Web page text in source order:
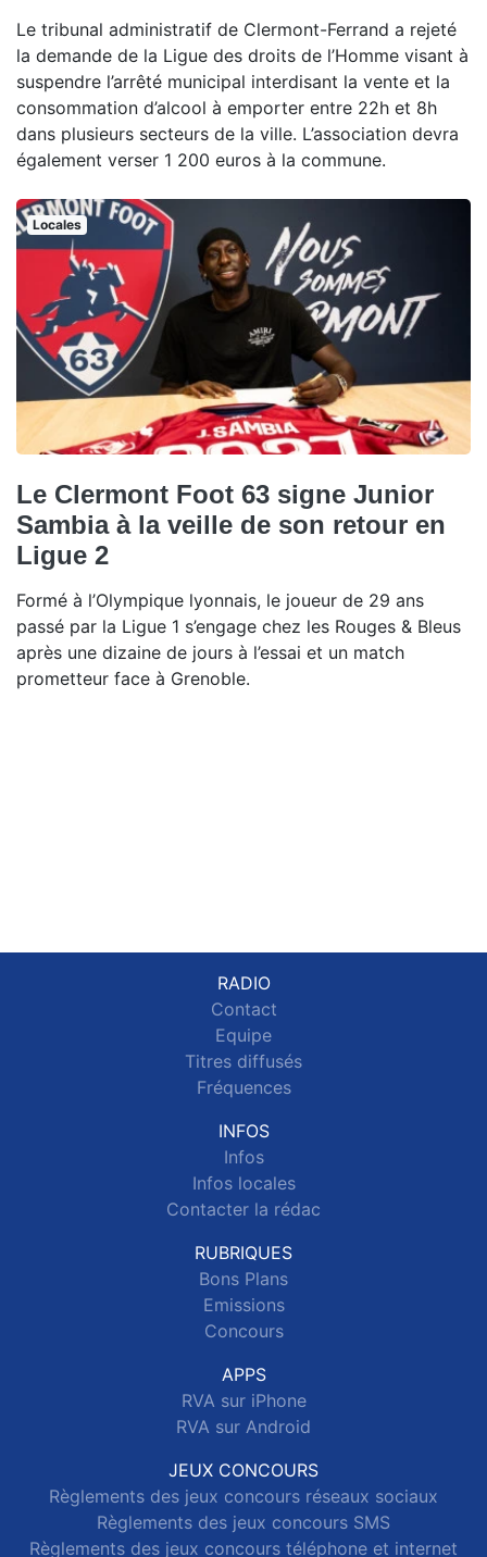
Le tribunal administratif de Clermont-Ferrand a rejeté
la demande de la Ligue des droits de l’Homme visant à
suspendre l’arrêté municipal interdisant la vente et la
consommation d’alcool à emporter entre 22h et 8h
dans plusieurs secteurs de la ville. L’association devra
également verser 1 200 euros à la commune.
Locales
Le Clermont Foot 63 signe Junior
Sambia à la veille de son retour en
Ligue 2
Formé à l’Olympique lyonnais, le joueur de 29 ans
passé par la Ligue 1 s’engage chez les Rouges & Bleus
après une dizaine de jours à l’essai et un match
prometteur face à Grenoble.
RADIO
Contact
Equipe
Titres diffusés
Fréquences
INFOS
Infos
Infos locales
Contacter la rédac
RUBRIQUES
Bons Plans
Emissions
Concours
APPS
RVA sur iPhone
RVA sur Android
JEUX CONCOURS
Règlements des jeux concours réseaux sociaux
Règlements des jeux concours SMS
Règlements des jeux concours téléphone et internet